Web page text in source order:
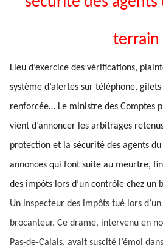
terrain
Lieu d’exercice des vérifications,
système d’alertes sur téléphone,
renforcée… Le ministre des Comptes
vient d’annoncer les arbitrages
protection et la sécurité des agents
annonces qui font suite au meurtre,
des impôts lors d’un contrôle chez un
Un inspecteur des impôts tué lors
brocanteur. Ce drame, intervenu en
Pas-de-Calais, avait suscité l’émoi